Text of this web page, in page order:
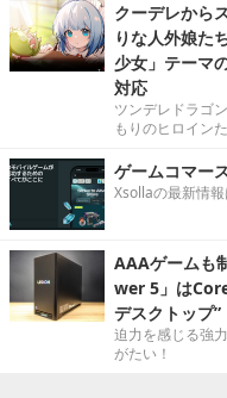
クーデレから
りな人外娘た
少女」テーマ
対応
ツンデレドラゴ
もりのヒロイン
ゲームコマー
Xsollaの最新情報
AAAゲームも
wer 5」は
デスクトップ”
迫力を感じる強
がたい！